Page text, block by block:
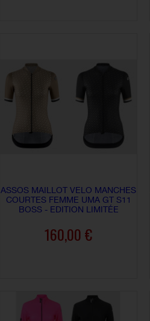
ASSOS MAILLOT VELO MANCHES
COURTES FEMME UMA GT S11
BOSS - EDITION LIMITÉE
160,00 €